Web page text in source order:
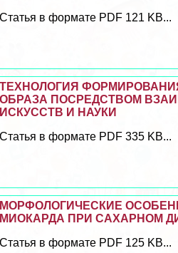
Статья в формате PDF 121 KB...
ТЕХНОЛОГИЯ
ОБРАЗА ПОСРЕДСТВОМ
ИСКУССТВ И НАУКИ
Статья в формате PDF 335 KB...
МОРФОЛОГИЧЕСКИЕ
МИОКАРДА ПРИ САХАРНОМ
Статья в формате PDF 125 KB...